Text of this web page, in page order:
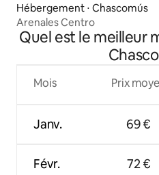
Hébergement ⋅ Chascomús
Arenales Centro
Quel est le meilleur
Mois
Janv.
Févr.
Prix
69 €
72 €